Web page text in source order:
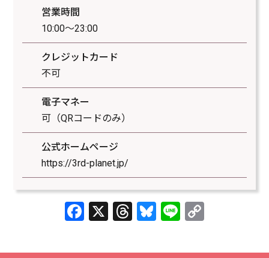
営業時間
10:00～23:00
クレジットカード
不可
電子マネー
可（QRコードのみ）
公式ホームページ
https://3rd-planet.jp/
Facebook
X Threads
Bluesky
Line